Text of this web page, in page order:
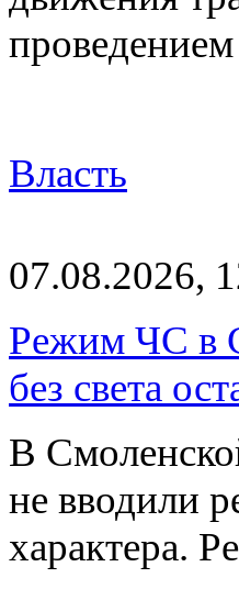
Власть
07.08.2026,
Режим ЧС в
без света
В
не вводили
характера.